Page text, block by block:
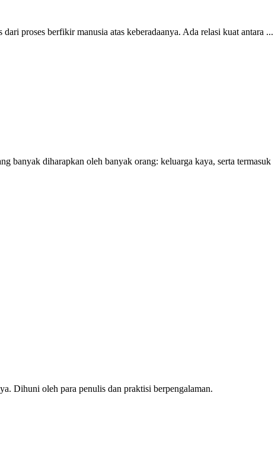
proses berfikir manusia atas keberadaanya. Ada relasi kuat antara ...
banyak diharapkan oleh banyak orang: keluarga kaya, serta termasuk
Dihuni oleh para penulis dan praktisi berpengalaman.